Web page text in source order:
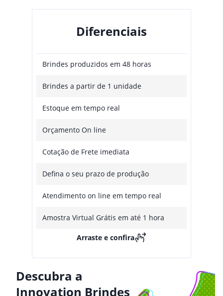
Diferenciais
Brindes produzidos em 48 horas
Brindes a partir de 1 unidade
Estoque em tempo real
Orçamento On line
Cotação de Frete imediata
Defina o seu prazo de produção
Atendimento on line em tempo real
Amostra Virtual Grátis em até 1 hora
Arraste e confira
Descubra a
Innovation Brindes